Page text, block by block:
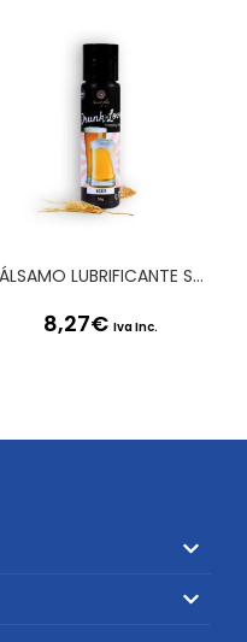
BÁLSAMO LUBRIFICANTE SABOR CERVEJA DRUNK IN LOVE SECRET PLAY 60ML
8,27€ Iva Inc.